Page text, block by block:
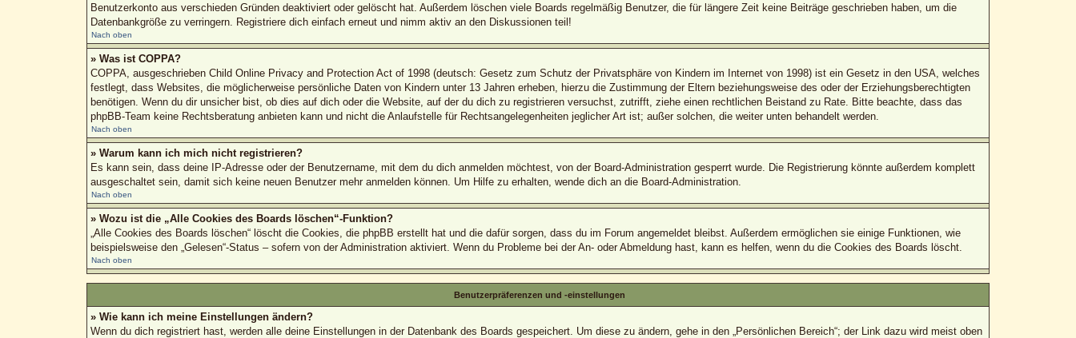
Benutzerkonto aus verschieden Gründen deaktiviert oder gelöscht hat. Außerdem löschen viele Boards regelmäßig Benutzer, die für längere Zeit keine Beiträge geschrieben haben, um die
Datenbankgröße zu verringern. Registriere dich einfach erneut und nimm aktiv an den Diskussionen teil!
Nach oben
» Was ist COPPA?
COPPA, ausgeschrieben Child Online Privacy and Protection Act of 1998 (deutsch: Gesetz zum Schutz der Privatsphäre von Kindern im Internet von 1998) ist ein Gesetz in den USA, welches
festlegt, dass Websites, die möglicherweise persönliche Daten von Kindern unter 13 Jahren erheben, hierzu die Zustimmung der Eltern beziehungsweise des oder der Erziehungsberechtigten
benötigen. Wenn du dir unsicher bist, ob dies auf dich oder die Website, auf der du dich zu registrieren versuchst, zutrifft, ziehe einen rechtlichen Beistand zu Rate. Bitte beachte, dass das
phpBB-Team keine Rechtsberatung anbieten kann und nicht die Anlaufstelle für Rechtsangelegenheiten jeglicher Art ist; außer solchen, die weiter unten behandelt werden.
Nach oben
» Warum kann ich mich nicht registrieren?
Es kann sein, dass deine IP-Adresse oder der Benutzername, mit dem du dich anmelden möchtest, von der Board-Administration gesperrt wurde. Die Registrierung könnte außerdem komplett
ausgeschaltet sein, damit sich keine neuen Benutzer mehr anmelden können. Um Hilfe zu erhalten, wende dich an die Board-Administration.
Nach oben
» Wozu ist die „Alle Cookies des Boards löschen“-Funktion?
„Alle Cookies des Boards löschen“ löscht die Cookies, die phpBB erstellt hat und die dafür sorgen, dass du im Forum angemeldet bleibst. Außerdem ermöglichen sie einige Funktionen, wie
beispielsweise den „Gelesen“-Status – sofern von der Administration aktiviert. Wenn du Probleme bei der An- oder Abmeldung hast, kann es helfen, wenn du die Cookies des Boards löscht.
Nach oben
Benutzerpräferenzen und -einstellungen
» Wie kann ich meine Einstellungen ändern?
Wenn du dich registriert hast, werden alle deine Einstellungen in der Datenbank des Boards gespeichert. Um diese zu ändern, gehe in den „Persönlichen Bereich“; der Link dazu wird meist oben